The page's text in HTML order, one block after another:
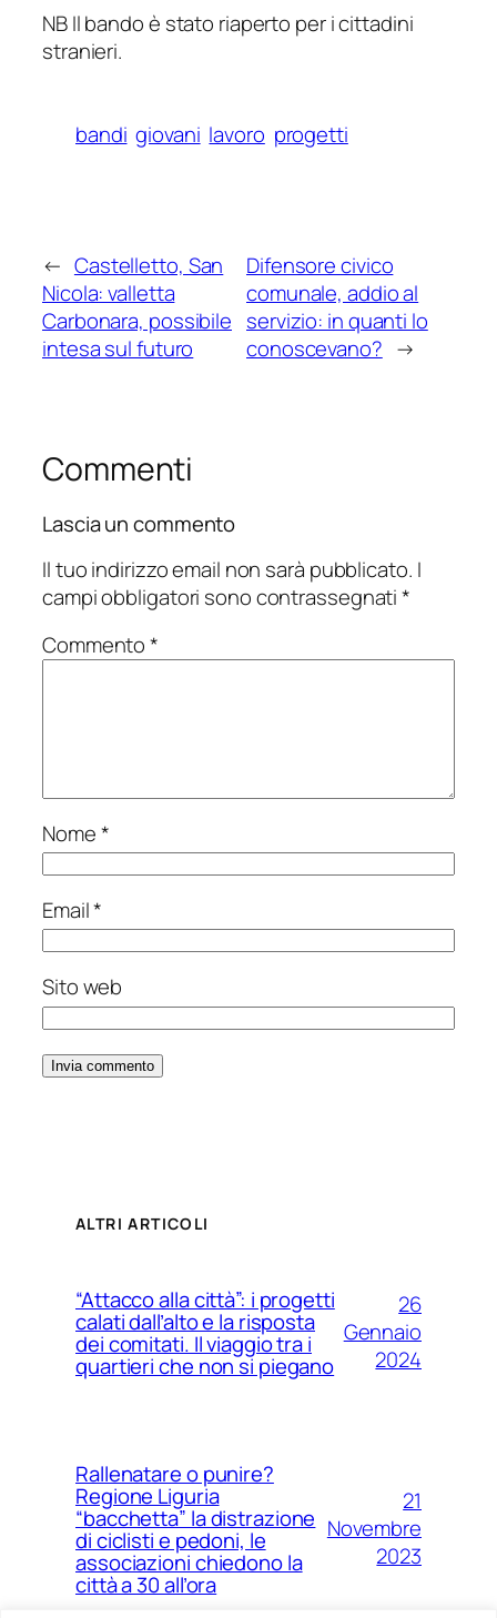
NB Il bando è stato riaperto per i cittadini
stranieri.
bandi giovani lavoro progetti
← Castelletto, San
Nicola: valletta
Carbonara, possibile
intesa sul futuro
Difensore civico
comunale, addio al
servizio: in quanti lo
conoscevano? →
Commenti
Lascia un commento
Il tuo indirizzo email non sarà pubblicato. I
campi obbligatori sono contrassegnati*
Commento*
Nome*
Email*
Sito web
ALTRI ARTICOLI
“Attacco alla città”: i progetti
calati dall’alto e la risposta
dei comitati. Il viaggio tra i
quartieri che non si piegano
26
Gennaio
2024
Rallenatare o punire?
Regione Liguria
“bacchetta” la distrazione
di ciclisti e pedoni, le
associazioni chiedono la
città a 30 all’ora
21
Novembre
2023